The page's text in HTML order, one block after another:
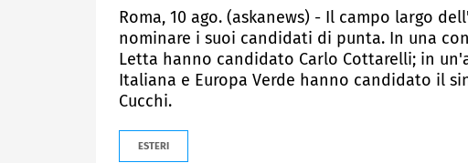
Roma, 10 ago. (askanews) - Il campo largo
nominare i suoi candidati di punta. In una
Letta hanno candidato Carlo Cottarelli; in
Italiana e Europa Verde hanno candidato il
Cucchi.
ESTERI